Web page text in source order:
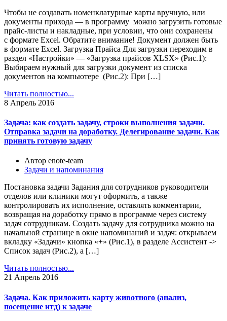
Чтобы не создавать номенклатурные карты вручную, или
документы прихода — в программу можно загрузить готовые
прайс-листы и накладные, при условии, что они сохранены
с формате Excel. Обратите внимание! Документ должен быть
в формате Excel. Загрузка Прайса Для загрузки переходим в
раздел «Настройки» — «Загрузка прайсов ХLSX» (Рис.1):
Выбираем нужный для загрузки документ из списка
документов на компьютере (Рис.2): При […]
Читать полностью...
8 Апрель 2016
Задача: как создать задачу, строки выполнения задачи.
Отправка задачи на доработку. Делегирование задачи. Как
принять готовую задачу
Автор enote-team
Задачи и напоминания
Постановка задачи Задания для сотрудников руководители
отделов или клиники могут оформить, а также
контролировать их исполнение, оставлять комментарии,
возвращая на доработку прямо в программе через систему
задач сотрудникам. Создать задачу для сотрудника можно на
начальной странице в окне напоминаний и задач: открываем
вкладку «Задачи» кнопка «+» (Рис.1), в разделе Ассистент ->
Список задач (Рис.2), а […]
Читать полностью...
21 Апрель 2016
Задача. Как приложить карту животного (анализ,
посещение итд) к задаче